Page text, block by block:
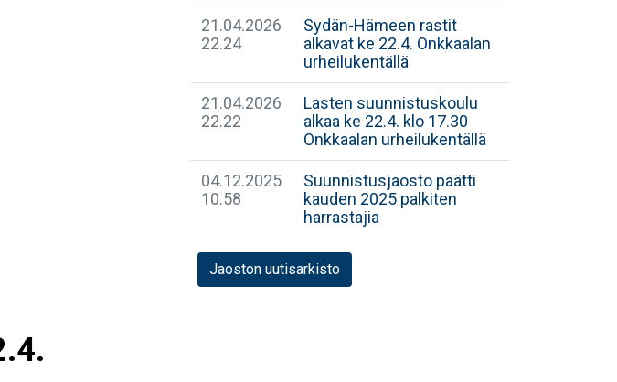
21.04.2026
22.24
Sydän-Hämeen rastit
alkavat ke 22.4. Onkkaalan
urheilukentällä
21.04.2026
22.22
Lasten suunnistuskoulu
alkaa ke 22.4. klo 17.30
Onkkaalan urheilukentällä
04.12.2025
10.58
Suunnistusjaosto päätti
kauden 2025 palkiten
harrastajia
Jaoston uutisarkisto